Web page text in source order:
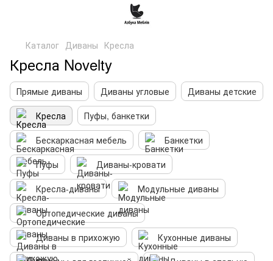
Каталог Диваны Кресла
Кресла Novelty
Прямые диваны Диваны угловые
Диваны детские
Кресла
Пуфы, банкетки
Бескаркасная мебель
Банкетки
Пуфы
Диваны-кровати
Кресла-диваны
Модульные диваны
Ортопедические диваны
Диваны в прихожую
Кухонные диваны